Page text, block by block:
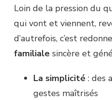
Loin de la pression du
qui vont et viennent,
d’autrefois, c’est
familiale sincère et
La simplicité : des
gestes maîtrisés